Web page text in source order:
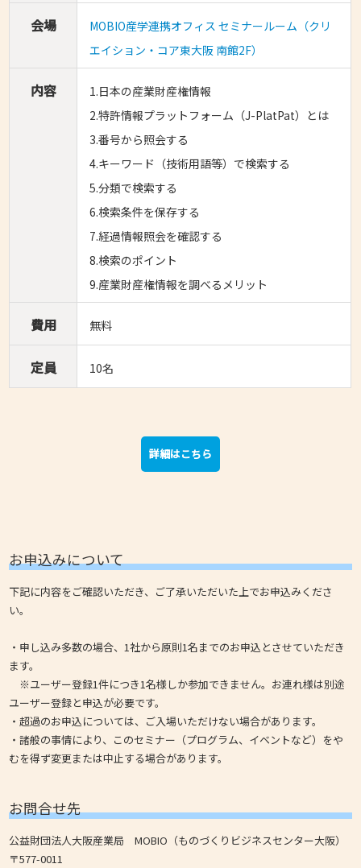
会場
MOBIO産学連携オフィス セミナールーム（クリ
エイション・コア東大阪 南館2F）
内容
1.日本の産業財産権情報
2.特許情報プラットフォーム（J-PlatPat）とは
3.番号から照会する
4.キーワード（技術用語等）で検索する
5.分類で検索する
6.検索条件を保存する
7.経過情報照会を確認する
8.検索のポイント
9.産業財産権情報を調べるメリット
費用 無料
定員 10名
詳細はこちら
お申込みについて
下記に内容をご確認いただき、ご了承いただいた上でお申込みくださ
い。
・申し込み多数の場合、1社から原則1名までのお申込とさせていただき
ます。
※ユーザー登録1件につき1名様しか参加できません。お連れ様は別途
ユーザー登録と申込が必要です。
・超過のお申込については、ご入場いただけない場合があります。
・諸般の事情により、このセミナー（プログラム、イベントなど）をや
むを得ず変更または中止する場合があります。
お問合せ先
公益財団法人大阪産業局 MOBIO（ものづくりビジネスセンター大阪）
〒577-0011